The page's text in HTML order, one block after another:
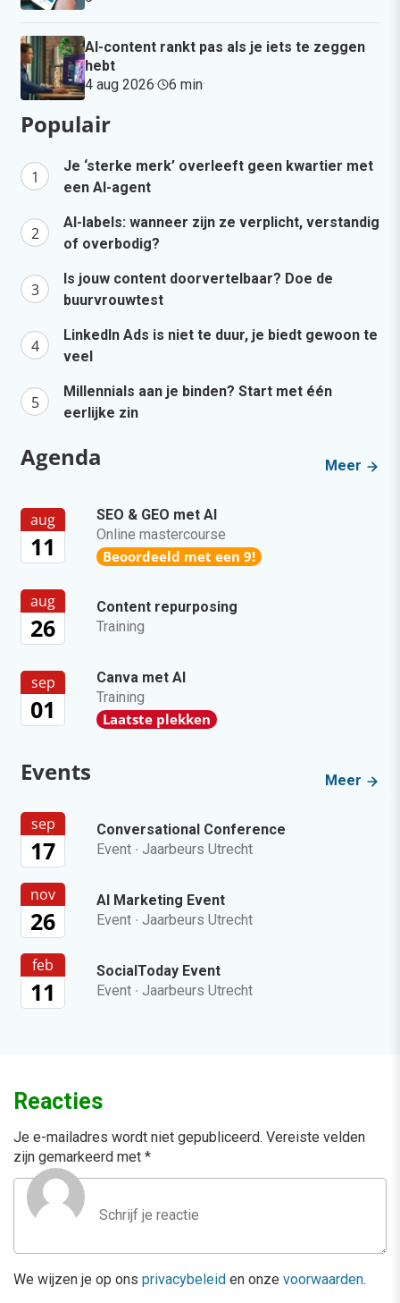
AI-content rankt pas als je iets te zeggen
hebt
4 aug 2026· 6 min·
Populair
Je ‘sterke merk’ overleeft geen kwartier met
een AI-agent
AI-labels: wanneer zijn ze verplicht, verstandig
of overbodig?
Is jouw content doorvertelbaar? Doe de
buurvrouwtest
LinkedIn Ads is niet te duur, je biedt gewoon te
veel
Millennials aan je binden? Start met één
eerlijke zin
Agenda Meer
aug
11
SEO & GEO met AI
Online mastercourse
Beoordeeld met een 9!
aug
26
Content repurposing
Training
sep
01
Canva met AI
Training
Laatste plekken
Events Meer
sep
17
Conversational Conference
Event · Jaarbeurs Utrecht
nov
26
AI Marketing Event
Event · Jaarbeurs Utrecht
feb
11
SocialToday Event
Event · Jaarbeurs Utrecht
Reacties
Je e-mailadres wordt niet gepubliceerd. Vereiste velden
zijn gemarkeerd met *
We wijzen je op ons privacybeleid en onze voorwaarden.